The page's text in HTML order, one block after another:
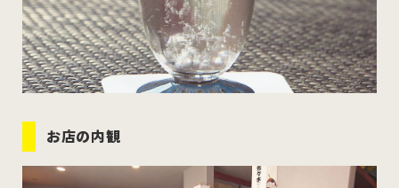
お店の内観